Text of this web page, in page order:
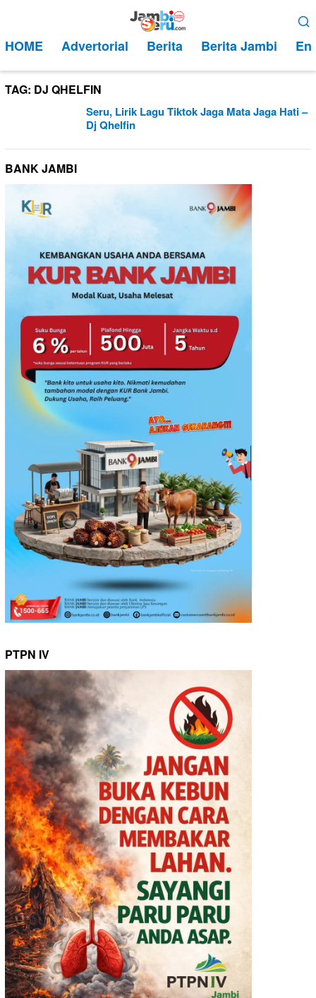
kontenMobile
HOME Advertorial Berita Berita Jambi
TAG: DJ QHELFIN
Seru, Lirik Lagu Tiktok Jaga Mata Jaga Hati –
Dj Qhelfin
BANK JAMBI
PTPN IV